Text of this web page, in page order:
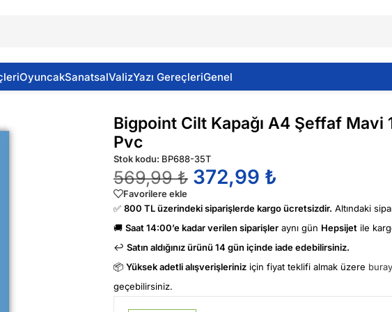
OyuncakSanatsalValizYazı GereçleriGenel
Mavi 100 Lü 150 Micron Pvc
Bigpoint Cilt Kapağı A4 Şeffaf Mavi
Pvc
Stok kodu: BP688-35T
569,99₺ 372,99 ₺
Favorilere ekle
✅ 800 TL üzerindeki siparişlerde kargo ücretsizdir. Altındaki
🚚 Saat 14:00’e kadar verilen siparişler aynı gün Hepsijet ile
↩️ Satın aldığınız ürünü 14 gün içinde iade edebilirsiniz.
📦 Yüksek adetli alışverişleriniz için fiyat teklifi almak üzere
geçebilirsiniz.